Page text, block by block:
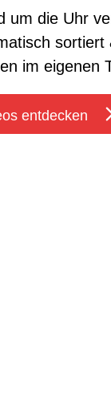
um die Uhr
sortiert
im eigenen
entdecken